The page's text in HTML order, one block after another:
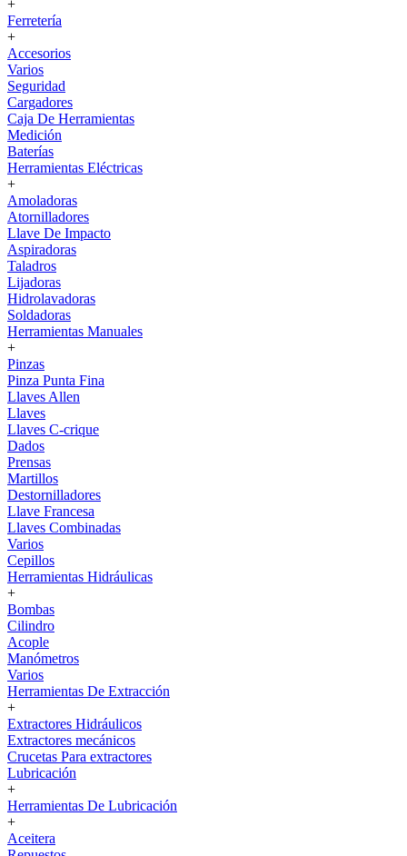
+
Ferretería
+
Accesorios
Varios
Seguridad
Cargadores
Caja De Herramientas
Medición
Baterías
Herramientas Eléctricas
+
Amoladoras
Atornilladores
Llave De Impacto
Aspiradoras
Taladros
Lijadoras
Hidrolavadoras
Soldadoras
Herramientas Manuales
+
Pinzas
Pinza Punta Fina
Llaves Allen
Llaves
Llaves C-crique
Dados
Prensas
Martillos
Destornilladores
Llave Francesa
Llaves Combinadas
Varios
Cepillos
Herramientas Hidráulicas
+
Bombas
Cilindro
Acople
Manómetros
Varios
Herramientas De Extracción
+
Extractores Hidráulicos
Extractores mecánicos
Crucetas Para extractores
Lubricación
+
Herramientas De Lubricación
+
Aceitera